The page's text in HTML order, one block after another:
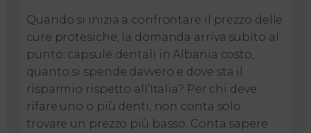
Aprile 5, 2026
Quando si inizia a confrontare il prezzo delle
cure protesiche, la domanda arriva subito al
punto: capsule dentali in Albania costo,
quanto si spende davvero e dove sta il
risparmio rispetto all’Italia? Per chi deve
rifare uno o più denti, non conta solo
trovare un prezzo più basso. Conta sapere